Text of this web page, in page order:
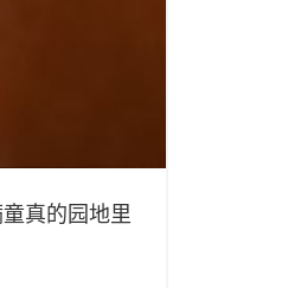
真的园地里